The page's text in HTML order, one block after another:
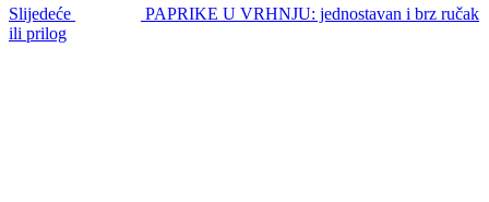
Slijedeće
PAPRIKE U VRHNJU: jednostavan i brz ručak
ili prilog